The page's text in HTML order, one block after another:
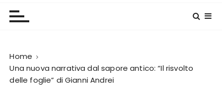
Home
Una nuova narrativa dal sapore antico: “Il risvolto
delle foglie” di Gianni Andrei